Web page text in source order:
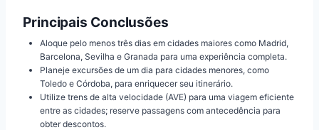
Principais Conclusões
Aloque pelo menos três dias em cidades maiores como Madrid,
Barcelona, Sevilha e Granada para uma experiência completa.
Planeje excursões de um dia para cidades menores, como
Toledo e Córdoba, para enriquecer seu itinerário.
Utilize trens de alta velocidade (AVE) para uma viagem eficiente
entre as cidades; reserve passagens com antecedência para
obter descontos.